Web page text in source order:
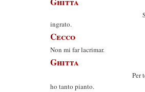
Sei
ingrato.
Cecco
Non mi far lacrimar.
Ghitta
Per te
ho tanto pianto.